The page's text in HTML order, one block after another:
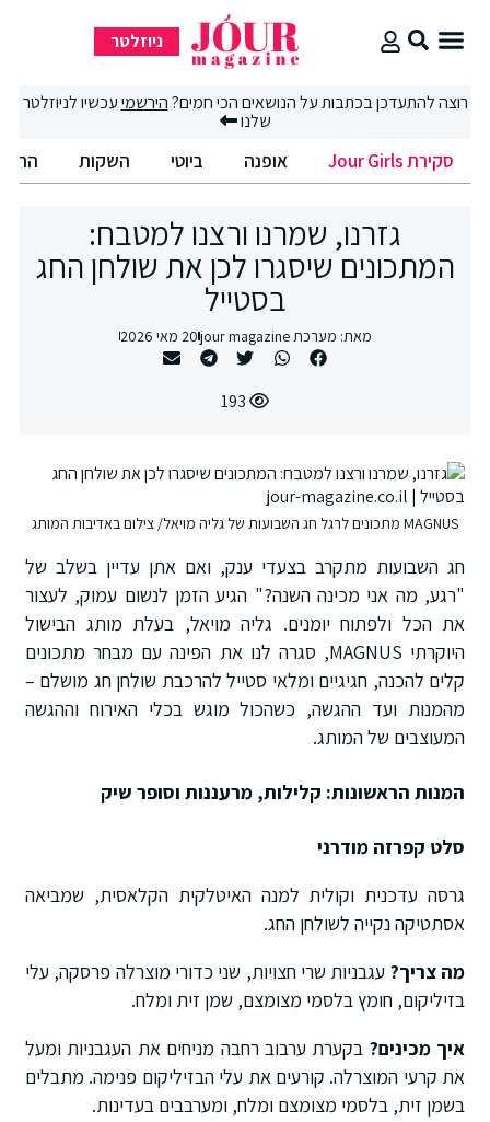
ניוזלטר
רוצה להתעדכן בכתבות על הנושאים הכי חמים?הירשמיעכשיו לניוזלטר
שלנו
סקירת Jour Girls אופנה ביוטי השקות
גזרנו, שמרנו ורצנו למטבח:
המתכונים שיסגרו לכן את שולחן החג
בסטייל
מאת: מערכת jour magazine 20 מאי 2026
MAGNUS מתכונים לרגל חג השבועות של גליה מויאל/ צילום באדיבות המותג
חג השבועות מתקרב בצעדי ענק, ואם אתן עדיין בשלב של
"רגע, מה אני מכינה השנה?" הגיע הזמן לנשום עמוק, לעצור
את הכל ולפתוח יומנים. גליה מויאל, בעלת מותג הבישול
היוקרתי MAGNUS, סגרה לנו את הפינה
עם מבחר מתכונים
קלים להכנה, חגיגיים ומלאי סטייל להרכבת שולחן חג מושלם –
מהמנות ועד ההגשה, כשהכול מוגש בכלי האירוח וההגשה
המעוצבים של המותג.
המנות הראשונות: קלילות, מרעננות וסופר שיק
סלט קפרזה מודרני
גרסה עדכנית וקולית למנה האיטלקית הקלאסית, שמביאה
אסתטיקה נקייה לשולחן החג.
מה צריך? עגבניות שרי חצויות, שני כדורי מוצרלה פרסקה, עלי
בזיליקום, חומץ בלסמי מצומצם, שמן זית ומלח.
איך מכינים? בקערת ערבוב רחבה מניחים את העגבניות ומעל
את קרעי המוצרלה. קורעים את עלי הבזיליקום פנימה. מתבלים
בשמן זית, בלסמי מצומצם ומלח, ומערבבים בעדינות.